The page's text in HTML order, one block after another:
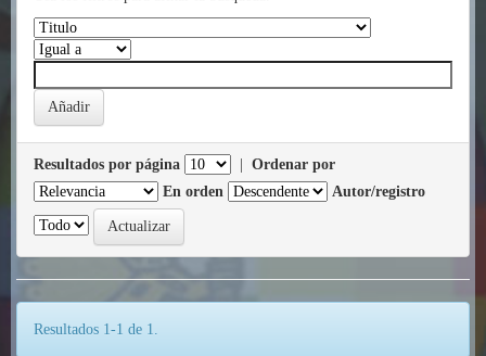
Resultados por página
Ordenar por
En orden
Autor/registro
Resultados 1-1 de 1.